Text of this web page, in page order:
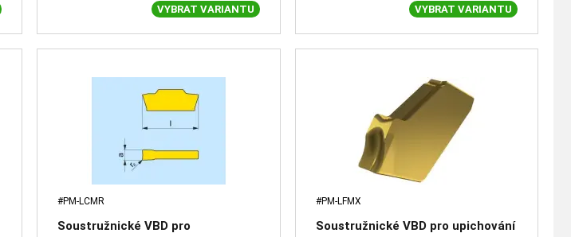
VYBRAT VARIANTU VYBRAT VARIANTU
#PM-LCMR
Soustružnické VBD pro
#PM-LFMX
Soustružnické VBD pro upichování